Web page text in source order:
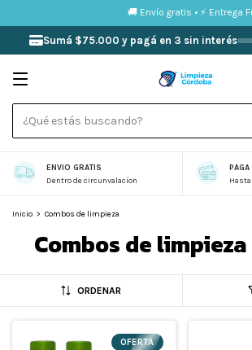
ENVIO GRATIS
Dentro de circunvalacíon
PAGA
Inicio > Combos de limpieza
Combos de limpieza
ORDENAR
OFERTA
Sumá $75.000 y pagá en 3 sin interés
🚚 Envío gratis • ⚡ Entrega